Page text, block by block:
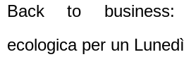
Back to
ecologica per un